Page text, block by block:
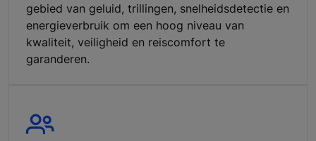
gebied van geluid, trillingen, snelheidsdetectie en
energieverbruik om een hoog niveau van
kwaliteit, veiligheid en reiscomfort te
garanderen.